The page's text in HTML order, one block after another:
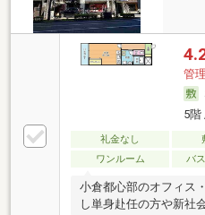
管
5階
礼金なし
ワンルーム
バ
小倉都心部のオフィス
し単身赴任の方や新社